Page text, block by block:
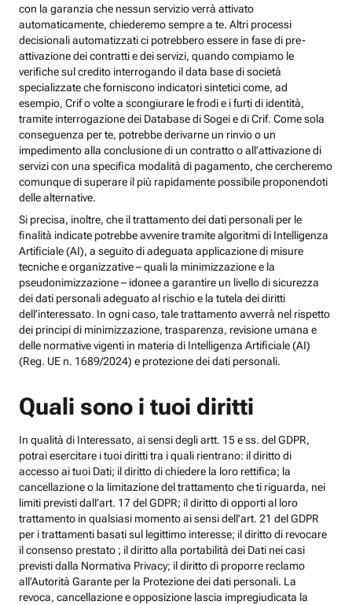
con la garanzia che nessun servizio verrà attivato
automaticamente, chiederemo sempre a te. Altri processi
decisionali automatizzati ci potrebbero essere in fase di pre-
attivazione dei contratti e dei servizi, quando compiamo le
verifiche sul credito interrogando il data base di società
specializzate che forniscono indicatori sintetici come, ad
esempio, Crif o volte a scongiurare le frodi e i furti di identità,
tramite interrogazione dei Database di Sogei e di Crif. Come sola
conseguenza per te, potrebbe derivarne un rinvio o un
impedimento alla conclusione di un contratto o all’attivazione di
servizi con una specifica modalità di pagamento, che cercheremo
comunque di superare il più rapidamente possibile proponendoti
delle alternative.
Si precisa, inoltre, che il trattamento dei dati personali per le
finalità indicate potrebbe avvenire tramite algoritmi di Intelligenza
Artificiale (AI), a seguito di adeguata applicazione di misure
tecniche e organizzative – quali la minimizzazione e la
pseudonimizzazione – idonee a garantire un livello di sicurezza
dei dati personali adeguato al rischio e la tutela dei diritti
dell’interessato. In ogni caso, tale trattamento avverrà nel rispetto
dei principi di minimizzazione, trasparenza, revisione umana e
delle normative vigenti in materia di Intelligenza Artificiale (AI)
(Reg. UE n. 1689/2024) e protezione dei dati personali.
Quali sono i tuoi diritti
In qualità di Interessato, ai sensi degli artt. 15 e ss. del GDPR,
potrai esercitare i tuoi diritti tra i quali rientrano: il diritto di
accesso ai tuoi Dati; il diritto di chiedere la loro rettifica; la
cancellazione o la limitazione del trattamento che ti riguarda, nei
limiti previsti dall’art. 17 del GDPR; il diritto di opporti al loro
trattamento in qualsiasi momento ai sensi dell’art. 21 del GDPR
per i trattamenti basati sul legittimo interesse; il diritto di revocare
il consenso prestato ; il diritto alla portabilità dei Dati nei casi
previsti dalla Normativa Privacy; il diritto di proporre reclamo
all’Autorità Garante per la Protezione dei dati personali. La
revoca, cancellazione e opposizione lascia impregiudicata la